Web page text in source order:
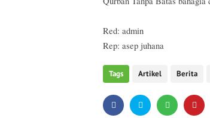
Red: admin
Rep: asep juhana
Tags Artikel Berita